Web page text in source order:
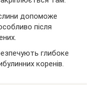
допоможе
після
глибоке
коренів.